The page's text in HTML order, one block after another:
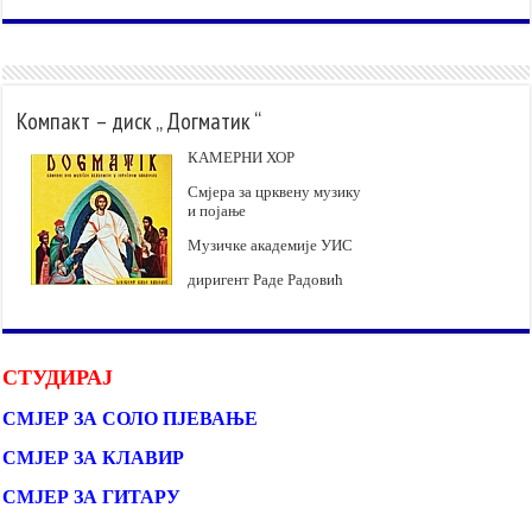
Компакт – диск „ Догматик “
КАМЕРНИ ХОР
Смјера за црквену музику
и појање
Музичке академије УИС
диригент Раде Радовић
СТУДИРАЈ
СМЈЕР ЗА СОЛО ПЈЕВАЊЕ
СМЈЕР ЗА КЛАВИР
СМЈЕР ЗА ГИТАРУ